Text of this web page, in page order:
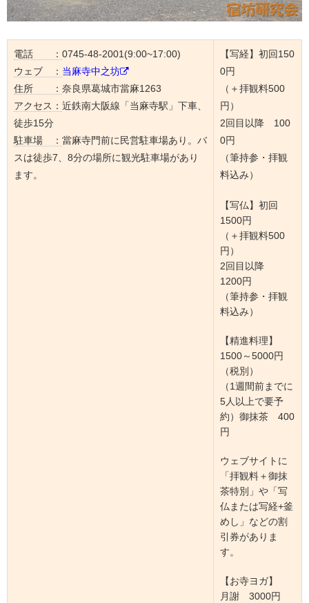
電話 ： 0745-48-2001(9:00~17:00)
ウェブ ： 当麻寺中之坊
住所 ： 奈良県葛城市當麻1263
アクセス： 近鉄南大阪線「当麻寺駅」下車、
徒歩15分
駐車場 ： 當麻寺門前に民営駐車場あり。バ
スは徒歩7、8分の場所に観光駐車場があり
ます。
【写経】初回150
0円
（＋拝観料500
円）
2回目以降 100
0円
（筆持参・拝観
料込み）
【写仏】初回
1500円
（＋拝観料500
円）
2回目以降
1200円
（筆持参・拝観
料込み）
【精進料理】
1500～5000円
（税別）
（1週間前までに
5人以上で要予
約）御抹茶 400
円
ウェブサイトに
「拝観料＋御抹
茶特別」や「写
仏または写経+釜
めし」などの割
引券がありま
す。
【お寺ヨガ】
月謝 3000円